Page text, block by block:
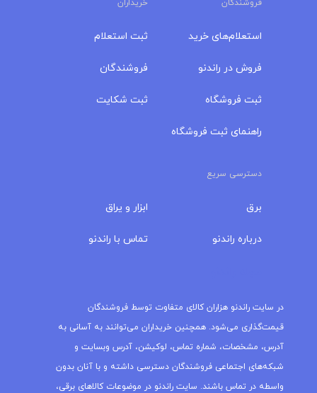
فروشندگان خریداران
استعلام‌های خرید
فروش در راندنو
ثبت فروشگاه
راهنمای ثبت فروشگاه
ثبت استعلام
فروشندگان
ثبت شکایت
دسترسی سریع
برق
درباره‌ راندنو
ابزار و یراق
تماس با راندنو
در سایت راندنو هزاران کالای متفاوت توسط فروشندگان
قیمت‌گذاری می‌شود. همچنین خریداران می‌توانند به آسانی به
آدرس، مشخصات، شماره تماس، لوکیشن، آدرس وبسایت و
شبکه‌های اجتماعی فروشندگان دسترسی داشته و با آنان بدون
واسطه در تماس باشند. سایت راندنو در موضوعات کالاهای برقی،